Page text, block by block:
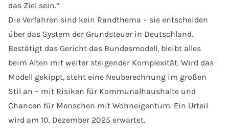
das Ziel sein.“
Die Verfahren sind kein Randthema – sie entscheiden
über das System der Grundsteuer in Deutschland.
Bestätigt das Gericht das Bundesmodell, bleibt alles
beim Alten mit weiter steigender Komplexität. Wird das
Modell gekippt, steht eine Neuberechnung im großen
Stil an – mit Risiken für Kommunalhaushalte und
Chancen für Menschen mit Wohneigentum. Ein Urteil
wird am 10. Dezember 2025 erwartet.